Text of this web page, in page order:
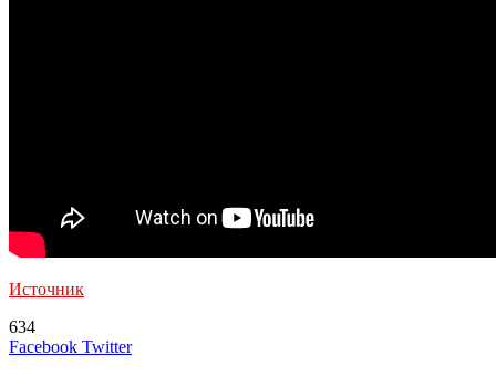
Источник
634
Facebook TwitterLinkedIn
Tumblr
Reddit
Вконтакте
Одноклассники
Skype
Messenger
Messenger
WhatsApp
Telegram
Viber
Line
Поделиться
Печатать